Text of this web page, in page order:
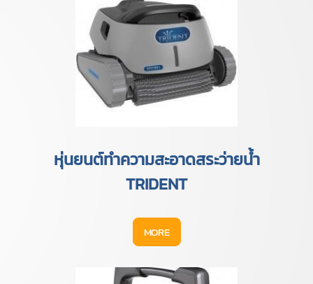
หุ่นยนต์ทำความสะอาดสระว่ายน้ำ
TRIDENT
MORE